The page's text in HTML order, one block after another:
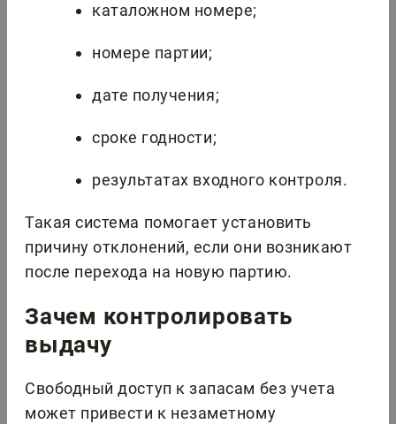
каталожном номере;
номере партии;
дате получения;
сроке годности;
результатах входного контроля.
Такая система помогает установить
причину отклонений, если они возникают
после перехода на новую партию.
Зачем контролировать
выдачу
Свободный доступ к запасам без учета
может привести к незаметному